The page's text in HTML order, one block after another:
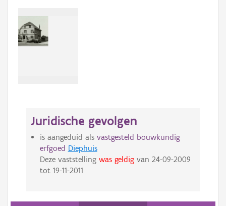
Juridische gevolgen
is aangeduid als vastgesteld bouwkundig
erfgoed Diephuis
Deze vaststelling was geldigvan 24-09-2009
tot 19-11-2011